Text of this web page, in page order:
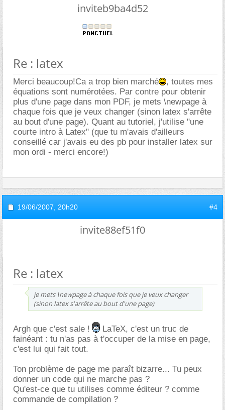
inviteb9ba4d52
Re : latex
Merci beaucoup!Ca a trop bien marché
, toutes mes
équations sont numérotées. Par contre pour obtenir
plus d'une page dans mon PDF, je mets \newpage à
chaque fois que je veux changer (sinon latex s'arrête
au bout d'une page). Quant au tutoriel, j'utilise "une
courte intro à Latex" (que tu m'avais d'ailleurs
conseillé car j'avais eu des pb pour installer latex sur
mon ordi - merci encore!)
19/06/2007, 20h20 #4
invite88ef51f0
Re : latex
je mets \newpage à chaque fois que je veux changer
(sinon latex s'arrête au bout d'une page)
Argh que c'est sale !
LaTeX, c'est un truc de
fainéant : tu n'as pas à t'occuper de la mise en page,
c'est lui qui fait tout.
Ton problème de page me paraît bizarre... Tu peux
donner un code qui ne marche pas ?
Qu'est-ce que tu utilises comme éditeur ? comme
commande de compilation ?